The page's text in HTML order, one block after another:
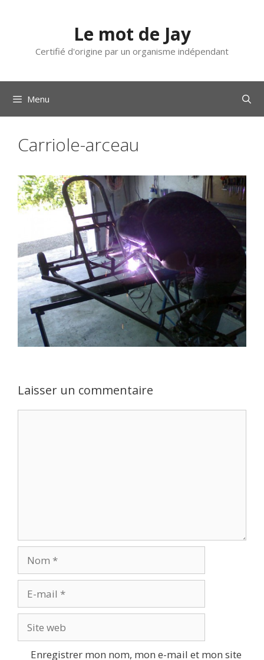
Le mot de Jay
Certifié d'origine par un organisme indépendant
Menu
Carriole-arceau
Laisser un commentaire
mail
web
Enregistrer mon nom, mon e-mail et mon site